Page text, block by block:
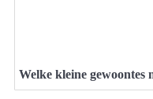
Welke kleine gewoontes